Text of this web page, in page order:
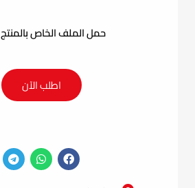
حمل الملف الخاص بالمنتج
اطلب الآن